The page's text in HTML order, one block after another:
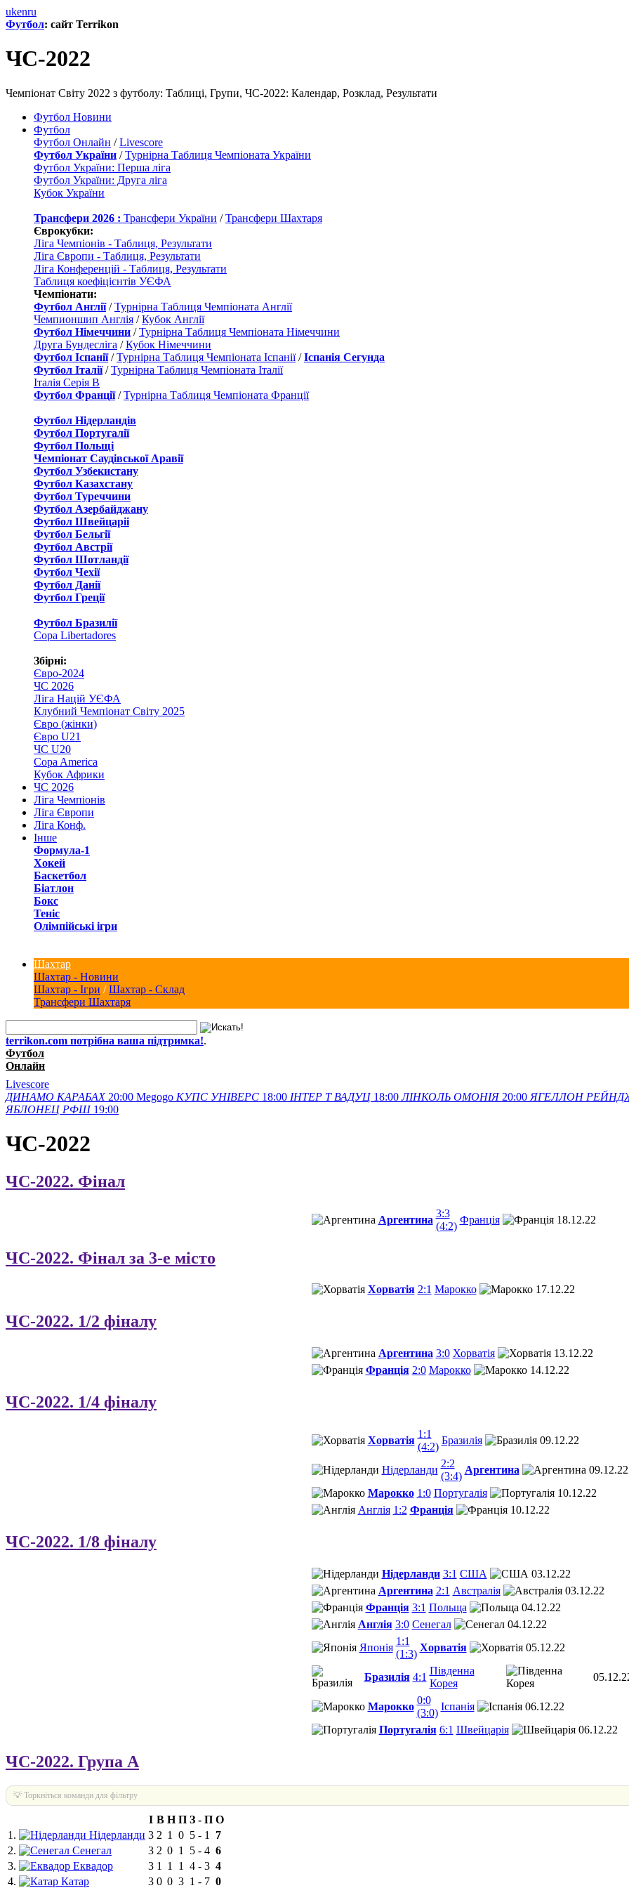
ukenru
Футбол: сайт Terrikon
ЧС-2022
Чемпіонат Світу 2022 з футболу: Таблиці, Групи, ЧС-2022: Календар, Poзклад, Результати
Футбол Новини
Футбол
Футбол Онлайн /Livescore
Футбол України /Турнірна Таблиця Чемпіоната України
Футбол України: Перша ліга
Футбол України: Друга ліга
Кубок України
Трансфери 2026 : Трансфери України /Трансфери Шахтаря
Єврокубки:
Ліга Чемпіонів - Таблиця, Результати
Ліга Європи - Таблиця, Результати
Ліга Конференцій - Таблиця, Результати
Таблиця коефіцієнтів УЄФА
Чемпіонати:
Футбол Англії/Турнірна Таблиця Чемпіоната Англії
Чемпионшип Англія /Кубок Англії
Футбол Німеччини /Турнірна Таблиця Чемпіоната Німеччини
Друга Бундесліга /Кубок Німеччини
Футбол Іспанії/Турнірна Таблиця Чемпіоната Іспанії/Іспанія Сегунда
Футбол Італії/Турнірна Таблиця Чемпіоната Італії
Італія Серія B
Футбол Франції/Турнірна Таблиця Чемпіоната Франції
Футбол Нідерландiв
Футбол Португалії
Футбол Польщі
Чемпіонат Саудівської Аравії
Футбол Узбекистану
Футбол Казахстану
Футбол Туреччини
Футбол Азербайджану
Футбол Швейцаріі
Футбол Бельгії
Футбол Австрії
Футбол Шотландії
Футбол Чехії
Футбол Данії
Футбол Греції
Футбол Бразилії
Copa Libertadores
Збірні:
Євро-2024
ЧС 2026
Ліга Націй УЄФА
Клубний Чемпіонат Світу 2025
Євро (жінки)
Євро U21
ЧС U20
Copa America
Кубок Африки
ЧС 2026
Ліга Чемпіонів
Ліга Європи
Ліга Конф.
Інше
Формула-1
Хокей
Баскетбол
Біатлон
Бокс
Теніс
Олімпійські ігри
Шахтар
Шахтар - Новини
Шахтар - Ігри /Шахтар - Склад
Трансфери Шахтаря
terrikon.com потрібна ваша підтримка!.
Футбол
Онлайн
Livescore
ДИНАМО КАРАБАХ 20:00 Megogo КУПС УНІВЕРС 18:00 ІНТЕР Т ВАДУЦ 18:00 ЛІНКОЛЬ ОМОНІЯ 20:00 ЯГЕЛЛОН
ЯБЛОНЕЦ РФШ 19:00
ЧС-2022
ЧС-2022. Фінал
Аргентина
3:3
(4:2)
Франція 18.12.22
ЧС-2022. Фінал за 3-е місто
Хорватія 2:1 Марокко 17.12.22
ЧС-2022. 1/2 фіналу
Аргентина 3:0 Хорватія
13.12.22
Франція 2:0 Марокко 14.12.22
ЧС-2022. 1/4 фіналу
Хорватія
1:1
(4:2)
Бразилія 09.12.22
Нідерланди
2:2
(3:4)
Аргентина
09.12.22
Марокко 1:0 Португалія
10.12.22
Англія 1:2 Франція 10.12.22
ЧС-2022. 1/8 фіналу
Нідерланди 3:1 США
03.12.22
Аргентина 2:1 Австралія
03.12.22
Франція 3:1 Польща
04.12.22
Англія 3:0 Сенегал
04.12.22
Японія
1:1
(1:3)
Хорватія 05.12.22
Бразилія 4:1
Південна
Корея
Марокко
0:0
(3:0)
Іспанія
06.12.22
Португалія 6:1 Швейцарія 06.12.22
ЧС-2022. Група A
💡 Торкніться команди для фільтру
І В Н П З - П О
1.
Нідерланди 3 2 1 0 5 - 1
7
2.
Сенегал 3 2 0 1 5 - 4 6
3.
Еквадор 3 1 1 1 4 - 3 4
4.
Катар 3 0 0 3 1 - 7 0